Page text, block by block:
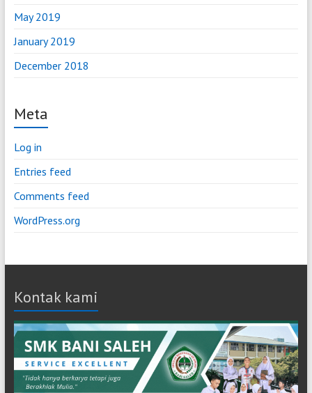
May 2019
January 2019
December 2018
Meta
Log in
Entries feed
Comments feed
WordPress.org
Kontak kami